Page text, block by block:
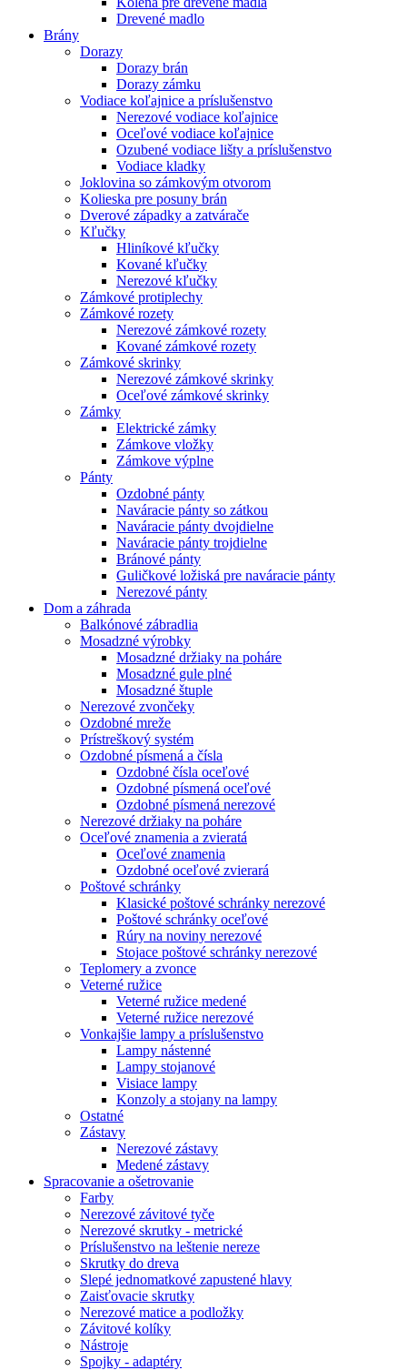
Drevené madlo
Brány
Dorazy
Dorazy brán
Dorazy zámku
Vodiace koľajnice a príslušenstvo
Nerezové vodiace koľajnice
Oceľové vodiace koľajnice
Ozubené vodiace lišty a príslušenstvo
Vodiace kladky
Joklovina so zámkovým otvorom
Kolieska pre posuny brán
Dverové západky a zatvárače
Kľučky
Hliníkové kľučky
Kované kľučky
Nerezové kľučky
Zámkové protiplechy
Zámkové rozety
Nerezové zámkové rozety
Kované zámkové rozety
Zámkové skrinky
Nerezové zámkové skrinky
Oceľové zámkové skrinky
Zámky
Elektrické zámky
Zámkove vložky
Zámkove výplne
Pánty
Ozdobné pánty
Naváracie pánty so zátkou
Naváracie pánty dvojdielne
Naváracie pánty trojdielne
Bránové pánty
Guličkové ložiská pre naváracie pánty
Nerezové pánty
Dom a záhrada
Balkónové zábradlia
Mosadzné výrobky
Mosadzné držiaky na poháre
Mosadzné gule plné
Mosadzné štuple
Nerezové zvončeky
Ozdobné mreže
Prístreškový systém
Ozdobné písmená a čísla
Ozdobné čísla oceľové
Ozdobné písmená oceľové
Ozdobné písmená nerezové
Nerezové držiaky na poháre
Oceľové znamenia a zvieratá
Oceľové znamenia
Ozdobné oceľové zvierará
Poštové schránky
Klasické poštové schránky nerezové
Poštové schránky oceľové
Rúry na noviny nerezové
Stojace poštové schránky nerezové
Teplomery a zvonce
Veterné ružice
Veterné ružice medené
Veterné ružice nerezové
Vonkajšie lampy a príslušenstvo
Lampy nástenné
Lampy stojanové
Visiace lampy
Konzoly a stojany na lampy
Ostatné
Zástavy
Nerezové zástavy
Medené zástavy
Spracovanie a ošetrovanie
Farby
Nerezové závitové tyče
Nerezové skrutky - metrické
Príslušenstvo na leštenie nereze
Skrutky do dreva
Slepé jednomatkové zapustené hlavy
Zaisťovacie skrutky
Nerezové matice a podložky
Závitové kolíky
Nástroje
Spojky - adaptéry